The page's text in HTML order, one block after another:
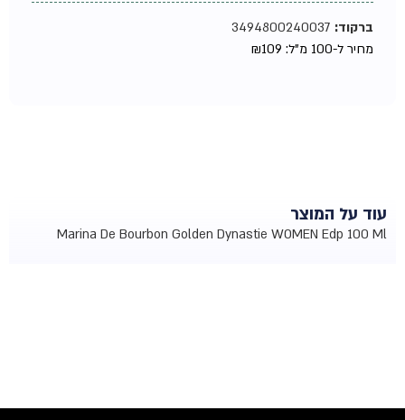
ברקוד:3494800240037
מחיר ל-100 מ"ל:
₪109
עוד על המוצר
Marina De Bourbon Golden Dynastie WOMEN Edp 100 Ml